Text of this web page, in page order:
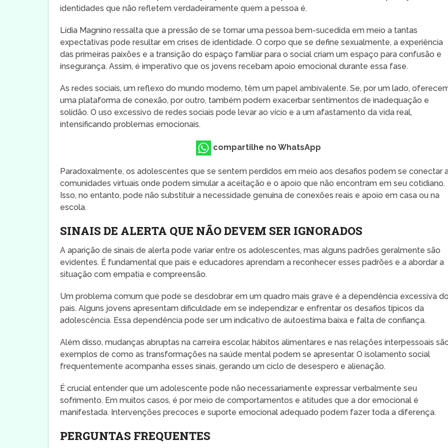
identidades que não refletem verdadeiramente quem a pessoa é.
Lídia Magnino ressalta que a pressão de se tornar uma pessoa bem-sucedida em meio a tantas
expectativas pode resultar em crises de identidade. O corpo que se define sexualmente, a experiência
das primeiras paixões e a transição do espaço familiar para o social criam um espaço para confusão e
insegurança. Assim, é imperativo que os jovens recebam apoio emocional durante essa fase.
As redes sociais, um reflexo do mundo moderno, têm um papel ambivalente. Se, por um lado,
uma plataforma de conexão, por outro, também podem exacerbar sentimentos de inadequação e
solidão. O uso excessivo de redes sociais pode levar ao vício e a um afastamento da vida real,
intensificando problemas emocionais.
compartilhe no WhatsApp
Paradoxalmente, os adolescentes que se sentem perdidos em meio aos desafios podem se conectar
comunidades virtuais onde podem simular a aceitação e o apoio que não encontram em seu cotidiano.
Isso, no entanto, pode não substituir a necessidade genuína de conexões reais e apoio em casa ou na
escola.
SINAIS DE ALERTA QUE NÃO DEVEM SER IGNORADOS
A aparição de sinais de alerta pode variar entre os adolescentes, mas alguns padrões geralmente são
evidentes. É fundamental que pais e educadores aprendam a reconhecer esses padrões e a abordar a
situação com empatia e compreensão.
Um problema comum que pode se desdobrar em um quadro mais grave é a dependência excessiva
pais. Alguns jovens apresentam dificuldade em se independizar e enfrentar os desafios típicos da
adolescência. Essa dependência pode ser um indicativo de autoestima baixa e falta de confiança.
Além disso, mudanças abruptas na carreira escolar, hábitos alimentares e nas relações interpessoais
exemplos de como as transformações na saúde mental podem se apresentar. O isolamento social
frequentemente acompanha esses sinais, gerando um ciclo de desespero e alienação.
É crucial entender que um adolescente pode não necessariamente expressar verbalmente seu
sofrimento. Em muitos casos, é por meio de comportamentos e atitudes que a dor emocional é
manifestada. Intervenções precoces e suporte emocional adequado podem fazer toda a diferença.
PERGUNTAS FREQUENTES